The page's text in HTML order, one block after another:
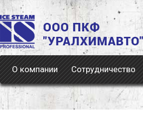
О компании Сотрудничество